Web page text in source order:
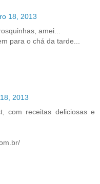
18, 2013
amei...
para o chá da tarde...
2013
com receitas deliciosas e